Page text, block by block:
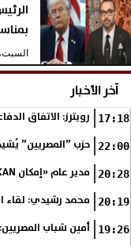
السبت، 1 أغسطس 2026
آخر الأخبار
17:18 رويترز: الاتفاق
22:00 حزب ”المصريين”
20:28 مدير عام «إمكان IMKAN»: الكوادر الوطنية المؤهلة هي الثروة الحقيقية لمستقبل التنمية في مصر
20:19 محمد رشيدي: لقاء
19:26 أمين شباب